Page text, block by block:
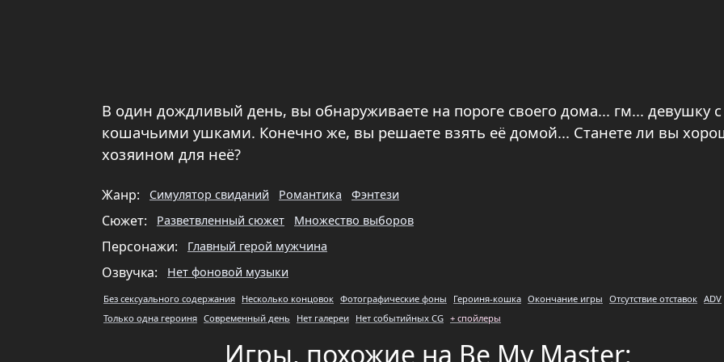
В один дождливый день, вы обнаруживаете на пороге своего дома... гм... девушку с
кошачьими ушками. Конечно же, вы решаете взять её домой... Станете ли вы
хозяином для неё?
Жанр: Симулятор свиданий Романтика Фэнтези
Сюжет: Разветвленный сюжет Множество выборов
Персонажи: Главный герой мужчина
Озвучка: Нет фоновой музыки
Без сексуального содержания Несколько концовок Фотографические фоны Героиня-кошка Окончание игры Отсутствие отставок ADV
Только одна героиня Современный день Нет галереи Нет событийных CG + спойлеры
Игры, похожие на Be My Master: